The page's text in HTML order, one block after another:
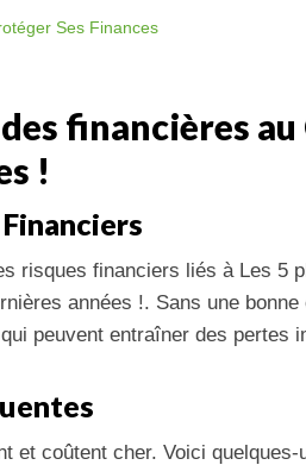
Ses Finances
financières au
!
risques financiers liés à Les 5
années !. Sans une bonne
peuvent entraîner des pertes
et coûtent cher. Voici quelques-